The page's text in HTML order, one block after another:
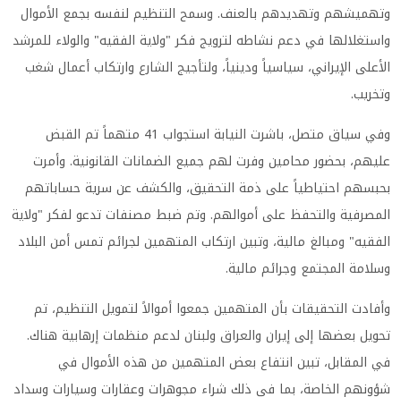
وتهميشهم وتهديدهم بالعنف. وسمح التنظيم لنفسه بجمع الأموال
واستغلالها في دعم نشاطه لترويج فكر "ولاية الفقيه" والولاء للمرشد
الأعلى الإيراني، سياسياً ودينياً، ولتأجيج الشارع وارتكاب أعمال شغب
وتخريب.
وفي سياق متصل، باشرت النيابة استجواب 41 متهماً تم القبض
عليهم، بحضور محامين وفرت لهم جميع الضمانات القانونية. وأمرت
بحبسهم احتياطياً على ذمة التحقيق، والكشف عن سرية حساباتهم
المصرفية والتحفظ على أموالهم. وتم ضبط مصنفات تدعو لفكر "ولاية
الفقيه" ومبالغ مالية، وتبين ارتكاب المتهمين لجرائم تمس أمن البلاد
وسلامة المجتمع وجرائم مالية.
وأفادت التحقيقات بأن المتهمين جمعوا أموالاً لتمويل التنظيم، تم
تحويل بعضها إلى إيران والعراق ولبنان لدعم منظمات إرهابية هناك.
في المقابل، تبين انتفاع بعض المتهمين من هذه الأموال في
شؤونهم الخاصة، بما في ذلك شراء مجوهرات وعقارات وسيارات وسداد